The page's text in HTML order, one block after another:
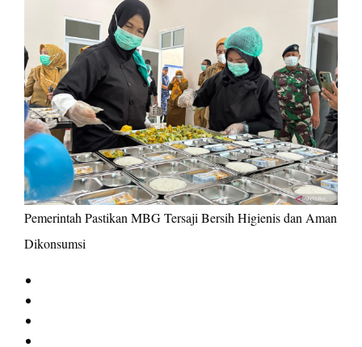
Pemerintah Pastikan MBG Tersaji Bersih Higienis dan Aman
Dikonsumsi